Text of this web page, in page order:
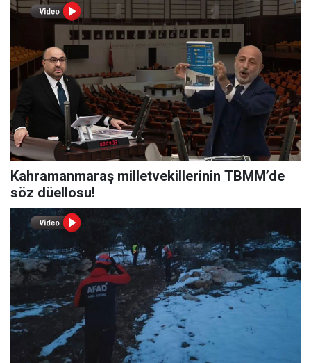
Kahramanmaraş milletvekillerinin TBMM’de
söz düellosu!